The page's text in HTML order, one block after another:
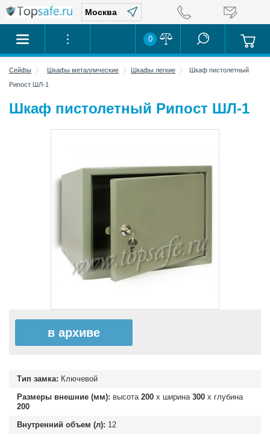
0
Сейфы Шкафы металлические Шкафы легкие
Шкаф пистолетный
Рипост ШЛ-1
Шкаф пистолетный Рипост ШЛ-1
в архиве
Тип замка: Ключевой
Размеры внешние (мм): высота 200 х ширина 300 х глубина
200
Внутренний объем (л): 12